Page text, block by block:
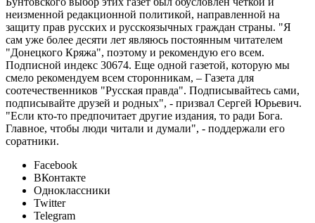
неизменной редакционной политикой, направленной на
защиту прав русских и русскоязычных граждан страны. "Я
сам уже более десяти лет являюсь постоянным читателем
"Донецкого Кряжа", поэтому и рекомендую его всем.
Подписной индекс 30674. Еще одной газетой, которую мы
смело рекомендуем всем сторонникам, – Газета для
соотечественников "Русская правда". Подписывайтесь сами,
подписывайте друзей и родных", - призвал Сергей Юрьевич.
"Если кто-то предпочитает другие издания, то ради Бога.
Главное, чтобы люди читали и думали", - поддержали его
соратники.
Facebook
ВКонтакте
Одноклассники
Twitter
Telegram